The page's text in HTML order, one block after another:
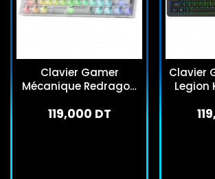
Clavier Gamer
Mécanique Redragon
Transparent
119,000 DT
Clavier
Legion